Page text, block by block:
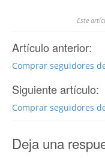
Este
Artículo anterior:
Comprar seguidores
Siguiente artículo:
Comprar seguidores
Deja una